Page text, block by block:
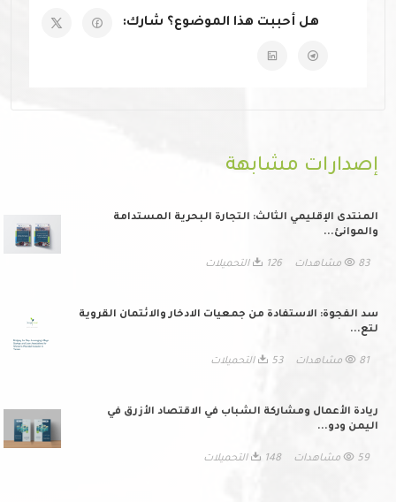
هل أحببت هذا الموضوع؟ شارك:
إصدارات مشابهة
المنتدى الإقليمي الثالث: التجارة البحرية المستدامة
والموانئ...
83 مشاهدات 126 التحميلات
سد الفجوة: الاستفادة من جمعيات الادخار والائتمان القروية
لتع...
81 مشاهدات 53 التحميلات
ريادة الأعمال ومشاركة الشباب في الاقتصاد الأزرق في
اليمن ودو...
59 مشاهدات 148 التحميلات